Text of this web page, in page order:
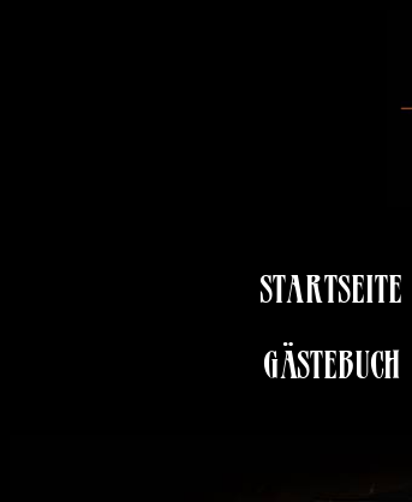
startseite
Gästebuch